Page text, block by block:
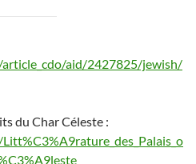
aid/2427825/jewish/
du Char Céleste :